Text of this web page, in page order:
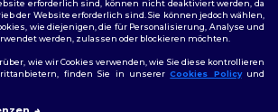
erforderlich sind, können nicht deaktiviert werden, da
der Website erforderlich sind. Sie können jedoch wählen,
wie diejenigen, die für Personalisierung, Analyse und
werden, zulassen oder blockieren möchten.
wie wir Cookies verwenden, wie Sie diese kontrollieren
finden Sie in unsererCookies Policyund